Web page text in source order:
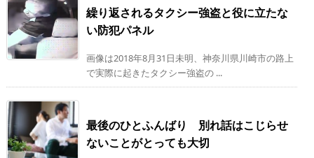
繰り返されるタクシー強盗と役に立たな
い防犯パネル
画像は2018年8月31日未明、神奈川県川崎市の路上
で実際に起きたタクシー強盗の ...
最後のひとふんばり 別れ話はこじらせ
ないことがとっても大切